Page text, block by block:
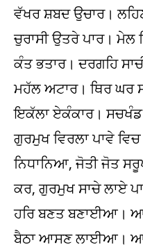
ਵੱਖਰ ਸ਼ਬਦ ਉਚਾਰ।
ਚੁਰਾਸੀ ਉਤਰੇ ਪਾਰ। ਮੇਲ
ਕੰਤ ਭਤਾਰ। ਦਰਗਹਿ
ਮਹੱਲ ਅਟਾਰ। ਥਿਰ ਘਰ
ਇਕੱਲਾ ਏਕੰਕਾਰ। ਸਚਖੰਡ
ਗੁਰਮੁਖ ਵਿਰਲਾ ਪਾਵੇ
ਨਿਧਾਨਿਆ, ਜੋਤੀ ਜੋਤ
ਕਰ, ਗੁਰਮੁਖ ਸਾਚੇ ਲਾਏ
ਹਰਿ ਬਣਤ ਬਣਾਈਆ।
ਬੈਠਾ ਆਸਣ ਲਾਈਆ।